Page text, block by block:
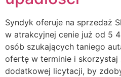
Syndyk oferuje na sprzedaż
w atrakcyjnej cenie już od 5
osób szukających taniego
ofertę w terminie i skorzystaj
dodatkowej licytacji, by